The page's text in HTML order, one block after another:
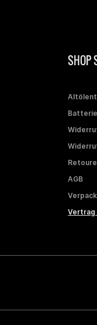
SHOP
AGB
Vertrag